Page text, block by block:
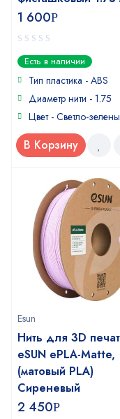
1 600Р
0
out
of
Есть в наличии
Тип пластика - ABS
Диаметр нити - 1.75
Цвет - Светло-
В Корзину
Esun
Нить для 3D
eSUN ePLA-Matte,
(матовый PLA)
Cиреневый
2 450Р